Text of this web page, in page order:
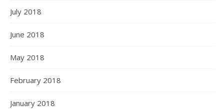
July 2018
June 2018
May 2018
February 2018
January 2018